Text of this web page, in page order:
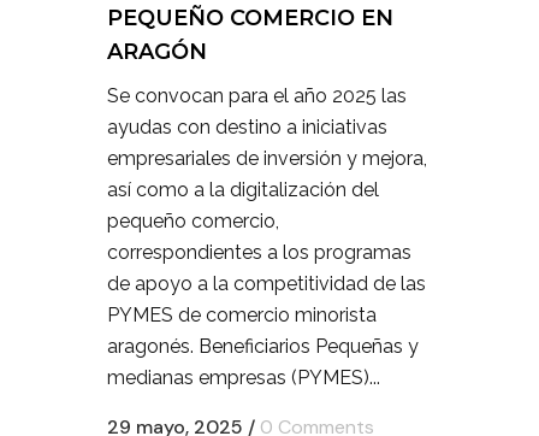
PEQUEÑO COMERCIO EN
ARAGÓN
Se convocan para el año 2025 las
ayudas con destino a iniciativas
empresariales de inversión y mejora,
así como a la digitalización del
pequeño comercio,
correspondientes a los programas
de apoyo a la competitividad de las
PYMES de comercio minorista
aragonés. Beneficiarios Pequeñas y
medianas empresas (PYMES)...
29 mayo, 2025 / 0 Comments